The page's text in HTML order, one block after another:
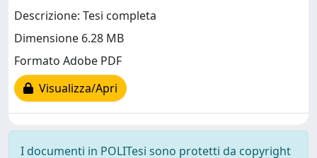
Descrizione: Tesi completa
Dimensione 6.28 MB
Formato Adobe PDF
Visualizza/Apri
I documenti in POLITesi sono protetti da copyright